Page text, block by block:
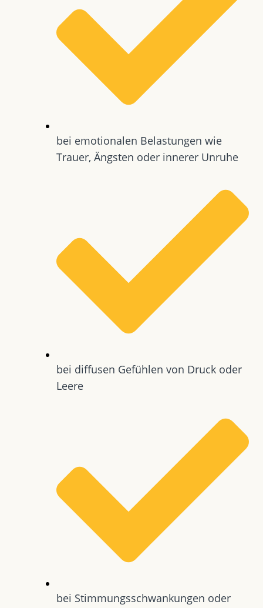
bei emotionalen Belastungen wie
Trauer, Ängsten oder innerer Unruhe
bei diffusen Gefühlen von Druck oder
Leere
bei Stimmungsschwankungen oder